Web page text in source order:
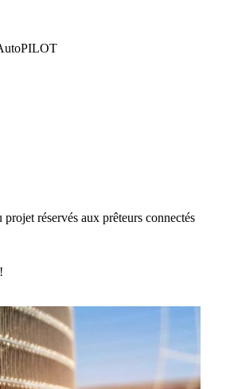
réservés aux prêteurs connectés